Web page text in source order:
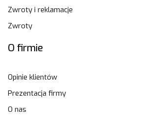
Zwroty i reklamacje
Zwroty
O firmie
Opinie klientów
Prezentacja firmy
O nas